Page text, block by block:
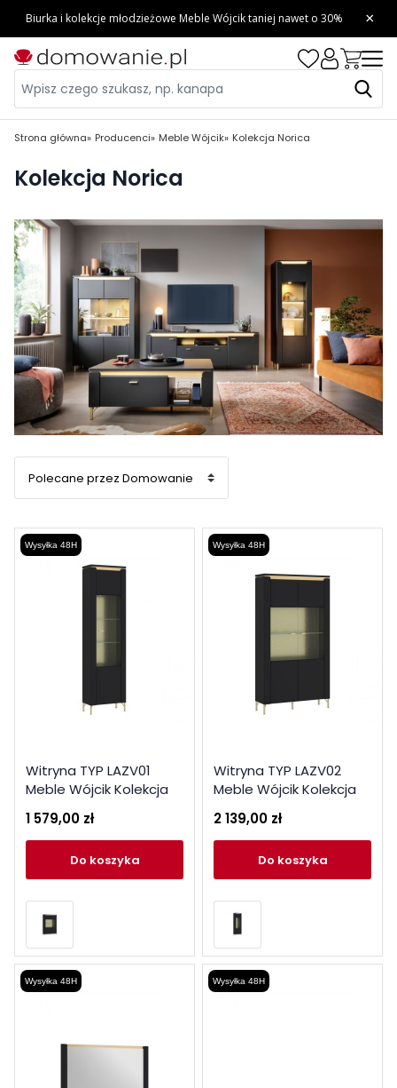
Strona główna Producenci Meble Wójcik Kolekcja Norica
Kolekcja Norica
Wysyłka 48H
Witryna TYP LAZV01
Meble Wójcik Kolekcja
Norica
1 579,00 zł
do koszyka
Wysyłka 48H
Witryna TYP LAZV02
Meble Wójcik Kolekcja
Norica
2 139,00 zł
do koszyka
Wysyłka 48H Wysyłka 48H